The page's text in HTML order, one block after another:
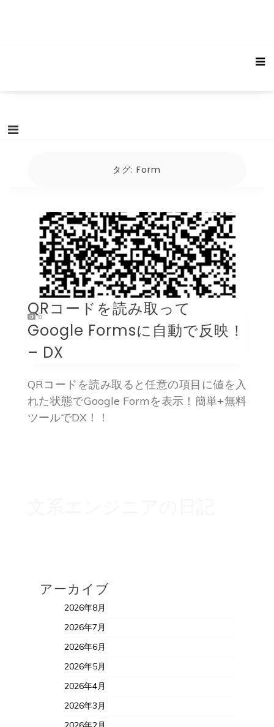
タグ:Form
5
QRコードを読み取って
Google Formsに自動で反映！
– DX
QRコードを読み取ると任意の項目に値を入
れた状態でGoogle Formを表示！簡単+無料
ツールでDX！！
アーカイブ
2026年8月
2026年7月
2026年6月
2026年5月
2026年4月
2026年3月